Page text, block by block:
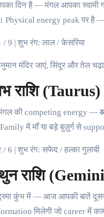
दिन है — मंगल आपका
Physical energy peak पर है
9 | शुभ रंग: लाल / केसरिया
मंदिर जाएं, सिंदूर और तेल
राशि (Taurus)
की competing energy —
में माँ या बड़े बुज़ुर्ग से
6 | शुभ रंग: सफेद / हल्का गुलाबी
राशि
कुंभ में — आज आपकी बातें
मिलेगी जो career में